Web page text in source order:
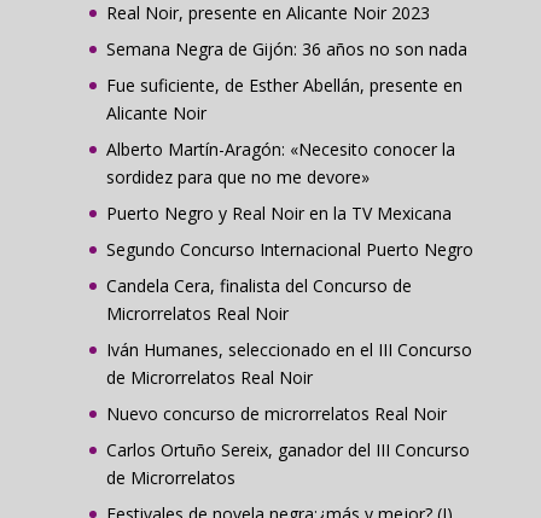
Real Noir, presente en Alicante Noir 2023
Semana Negra de Gijón: 36 años no son nada
Fue suficiente, de Esther Abellán, presente en
Alicante Noir
Alberto Martín-Aragón: «Necesito conocer la
sordidez para que no me devore»
Puerto Negro y Real Noir en la TV Mexicana
Segundo Concurso Internacional Puerto Negro
Candela Cera, finalista del Concurso de
Microrrelatos Real Noir
Iván Humanes, seleccionado en el III Concurso
de Microrrelatos Real Noir
Nuevo concurso de microrrelatos Real Noir
Carlos Ortuño Sereix, ganador del III Concurso
de Microrrelatos